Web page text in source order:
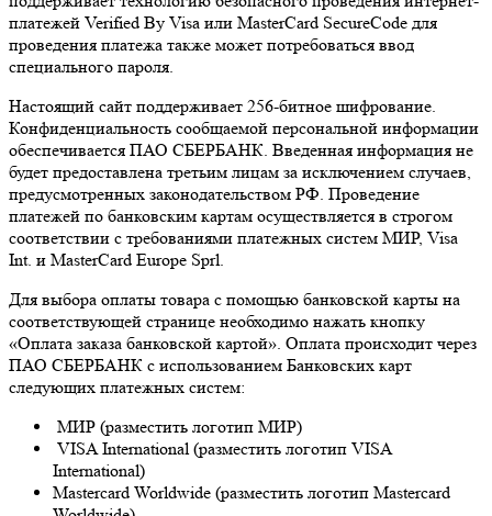
платежей Verified By Visa или MasterCard SecureCode для
проведения платежа также может потребоваться ввод
специального пароля.
Настоящий сайт поддерживает 256-битное шифрование.
Конфиденциальность сообщаемой персональной информации
обеспечивается ПАО СБЕРБАНК. Введенная информация не
будет предоставлена третьим лицам за исключением случаев,
предусмотренных законодательством РФ. Проведение
платежей по банковским картам осуществляется в строгом
соответствии с требованиями платежных систем МИР, Visa
Int. и MasterCard Europe Sprl.
Для выбора оплаты товара с помощью банковской карты на
соответствующей странице необходимо нажать кнопку
«Оплата заказа банковской картой». Оплата происходит через
ПАО СБЕРБАНК с использованием Банковских карт
следующих платежных систем:
МИР (разместить логотип МИР)
VISA International (разместить логотип VISA
International)
Mastercard Worldwide (разместить логотип Mastercard